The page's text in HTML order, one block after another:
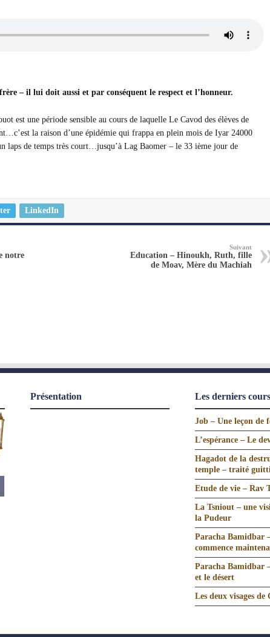
– il lui doit aussi et par conséquent le respect et l’honneur.
est une période sensible au cours de laquelle Le Cavod des élèves de
la raison d’une épidémie qui frappa en plein mois de Iyar 24000
laps de temps très court…jusqu’à Lag Baomer – le 33 ième jour de
LinkedIn
notre
Suivant
Education – Hinoukh, Ruth, fille
de Moav, Mère du Machiah
Présentation Les derniers cours
Job – Une leçon de
L’espérance – Le
Hagadot de la
temple – traité
Etude de vie – Rav
La Tsniout – une
la Pudeur
Paracha Bamidbar
commence
Paracha Bamidbar
et le désert
Les deux visages de